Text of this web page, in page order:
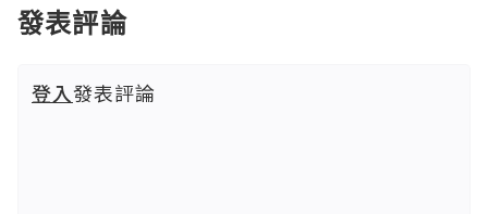
發表評論
登入發表評論